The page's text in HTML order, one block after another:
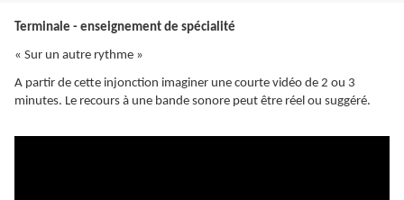
Terminale - enseignement de spécialité
« Sur un autre rythme »
A partir de cette injonction imaginer une courte vidéo de 2 ou 3
minutes. Le recours à une bande sonore peut être réel ou suggéré.